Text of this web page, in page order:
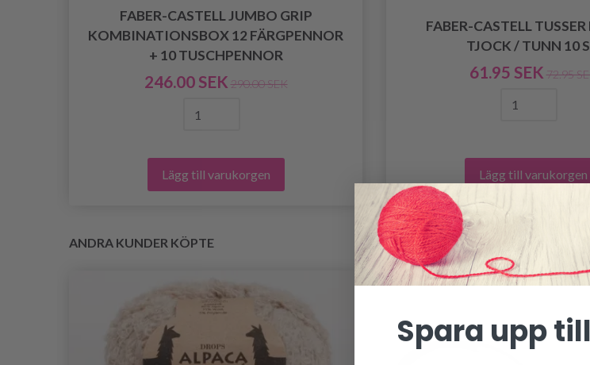
FABER-CASTELL JUMBO GRIP
KOMBINATIONSBOX 12 FÄRGPENNOR
+ 10 TUSCHPENNOR
246.00 SEK 290.00 SEK
Lägg till varukorgen
FABER-CASTELL TUSSER
TJOCK / TUNN 10
61.95 SEK 72.95
Lägg till varukorgen
ANDRA KUNDER KÖPTE
Spara upp